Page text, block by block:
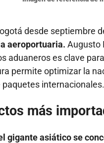
desde septiembre
aeroportuaria. Augusto
aduaneros es clave
permite optimizar la
internacionales.
más
gigante asiático se